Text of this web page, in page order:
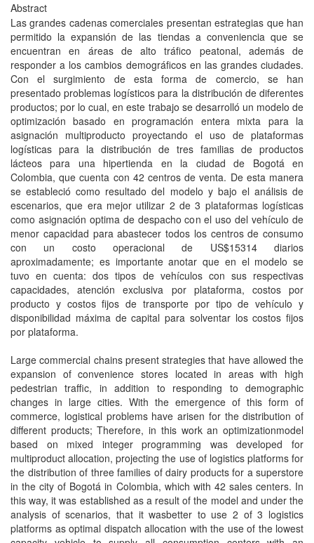
Abstract
Las grandes cadenas comerciales presentan estrategias que han
permitido la expansión de las tiendas a conveniencia que se
encuentran en áreas de alto tráfico peatonal, además de
responder a los cambios demográficos en las grandes ciudades.
Con el surgimiento de esta forma de comercio, se han
presentado problemas logísticos para la distribución de diferentes
productos; por lo cual, en este trabajo se desarrolló un modelo de
optimización basado en programación entera mixta para la
asignación multiproducto proyectando el uso de plataformas
logísticas para la distribución de tres familias de productos
lácteos para una hipertienda en la ciudad de Bogotá en
Colombia, que cuenta con 42 centros de venta. De esta manera
se estableció como resultado del modelo y bajo el análisis de
escenarios, que era mejor utilizar 2 de 3 plataformas logísticas
como asignación optima de despacho con el uso del vehículo de
menor capacidad para abastecer todos los centros de consumo
con un costo operacional de US$15314 diarios
aproximadamente; es importante anotar que en el modelo se
tuvo en cuenta: dos tipos de vehículos con sus respectivas
capacidades, atención exclusiva por plataforma, costos por
producto y costos fijos de transporte por tipo de vehículo y
disponibilidad máxima de capital para solventar los costos fijos
por plataforma.
Large commercial chains present strategies that have allowed the
expansion of convenience stores located in areas with high
pedestrian traffic, in addition to responding to demographic
changes in large cities. With the emergence of this form of
commerce, logistical problems have arisen for the distribution of
different products; Therefore, in this work an optimizationmodel
based on mixed integer programming was developed for
multiproduct allocation, projecting the use of logistics platforms for
the distribution of three families of dairy products for a superstore
in the city of Bogotá in Colombia, which with 42 sales centers. In
this way, it was established as a result of the model and under the
analysis of scenarios, that it wasbetter to use 2 of 3 logistics
platforms as optimal dispatch allocation with the use of the lowest